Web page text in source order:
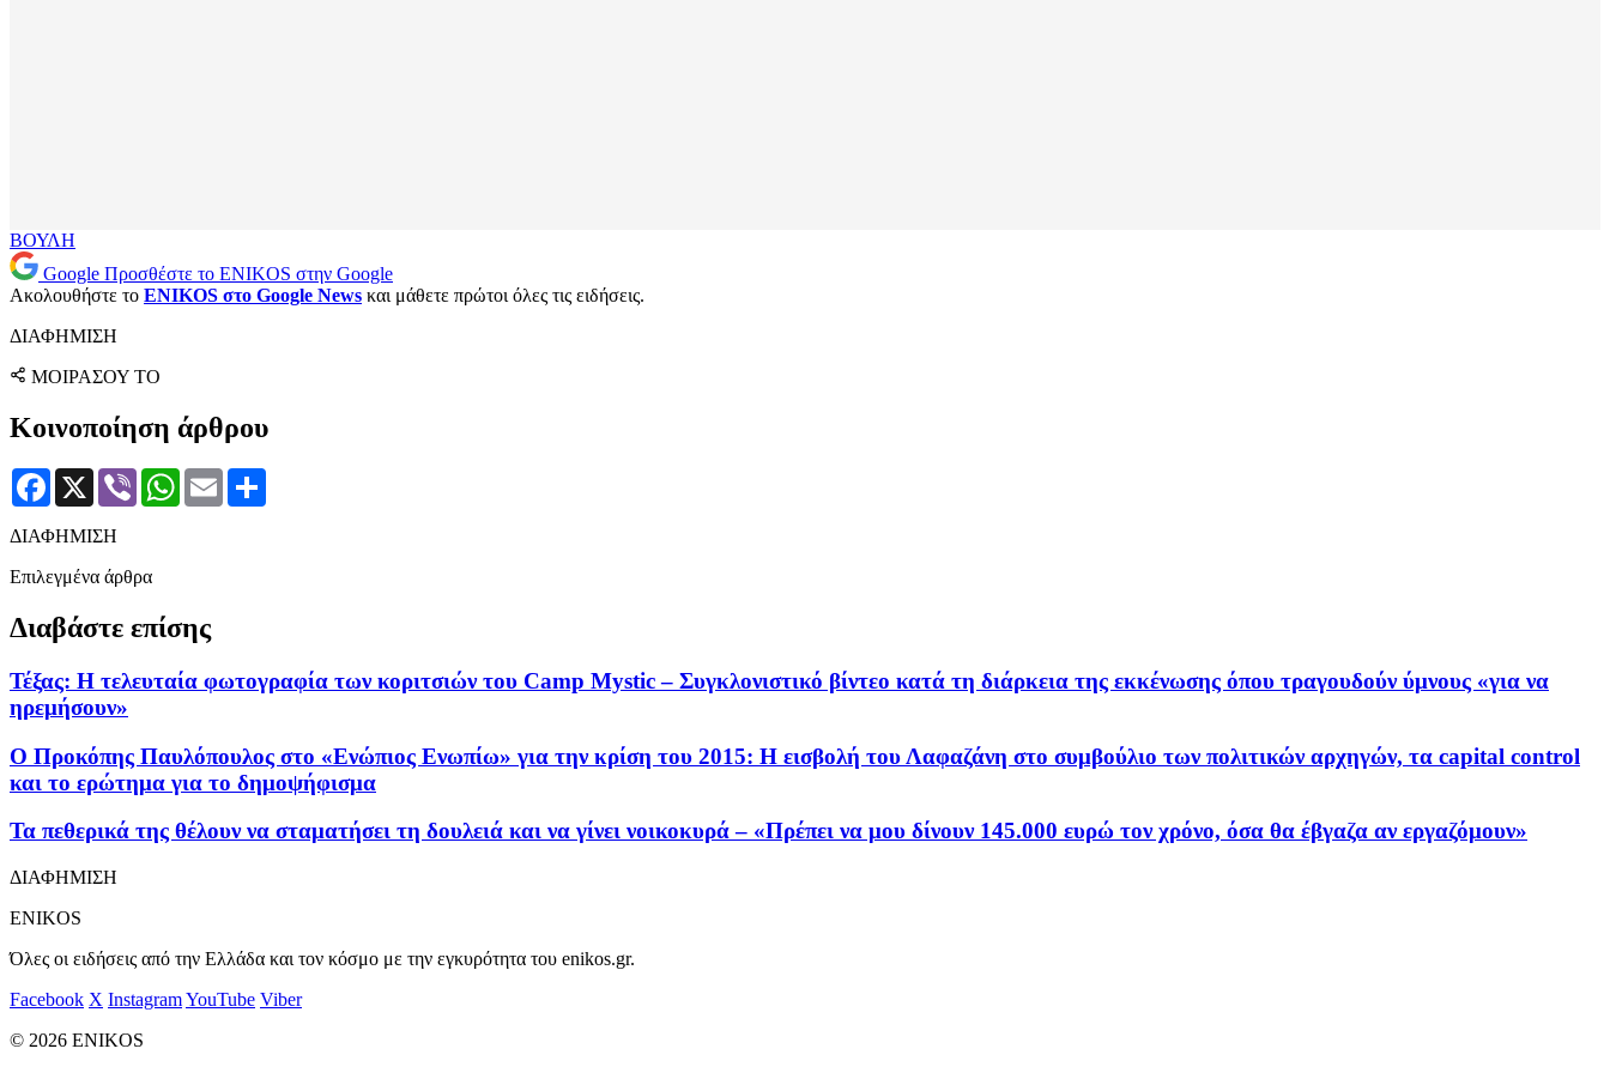
ΒΟΥΛΗ
Google Προσθέστε το ENIKOS στην Google
Ακολουθήστε το ENIKOS στο Google News και μάθετε πρώτοι όλες τις ειδήσεις.
ΔΙΑΦΗΜΙΣΗ
ΜΟΙΡΑΣΟΥ ΤΟ
Κοινοποίηση άρθρου
Facebook
X Viber WhatsApp
Email
ΔΙΑΦΗΜΙΣΗ
Επιλεγμένα άρθρα
Διαβάστε επίσης
Τέξας: Η τελευταία φωτογραφία των κοριτσιών του Camp Mystic – Συγκλονιστικό βίντεο κατά τη διάρκεια της εκκένωσης όπου τραγουδούν ύμνους «για να
ηρεμήσουν»
Ο Προκόπης Παυλόπουλος στο «Ενώπιος Ενωπίω» για την κρίση του 2015: Η εισβολή του Λαφαζάνη στο συμβούλιο των πολιτικών αρχηγών, τα capital control
και το ερώτημα για το δημοψήφισμα
Τα πεθερικά της θέλουν να σταματήσει τη δουλειά και να γίνει νοικοκυρά – «Πρέπει να μου δίνουν 145.000 ευρώ τον χρόνο, όσα θα έβγαζα αν εργαζόμουν»
ΔΙΑΦΗΜΙΣΗ
ENIKOS
Όλες οι ειδήσεις από την Ελλάδα και τον κόσμο με την εγκυρότητα του enikos.gr.
Facebook X InstagramYouTube Viber
© 2026 ENIKOS